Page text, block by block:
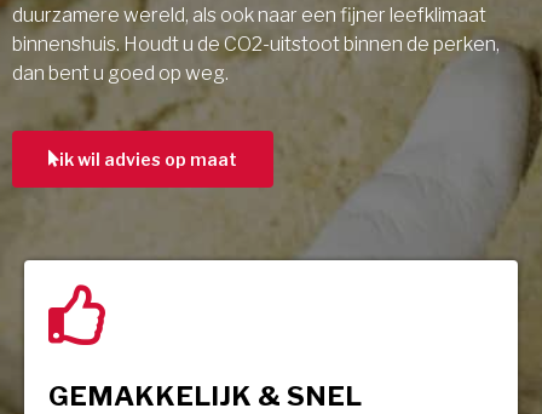
duurzamere wereld, als ook naar een fijner leefklimaat
binnenshuis. Houdt u de CO2-uitstoot binnen de perken,
dan bent u goed op weg.
ik wil advies op maat
GEMAKKELIJK & SNEL